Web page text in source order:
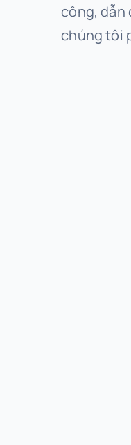
công, dẫn
chúng tôi